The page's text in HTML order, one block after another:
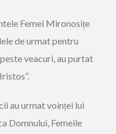
Femei Mironosițe
de urmat pentru
veacuri, au purtat
au urmat voinței lui
Domnului, Femeile